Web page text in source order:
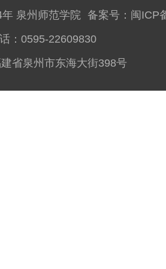
泉州师范学院 备案号： 闽ICP
：0595-22609830
省泉州市东海大街398号